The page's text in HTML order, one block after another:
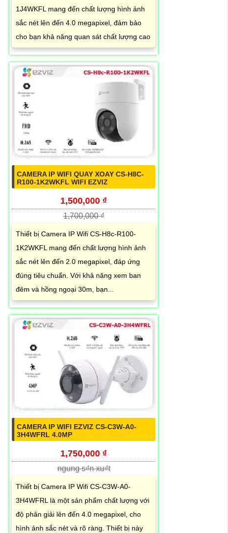
1J4WKFL mang đến chất lượng hình ảnh
sắc nét lên đến 4.0 megapixel, đảm bảo
cho bạn khả năng quan sát chất lượng cao
CAMERA IP WIFI QUAY XOAY CS-H8C-
R100-1K2WKFL WIFI EZVIZ
1,500,000 ₫
1,700,000 ₫
Thiết bị Camera IP Wifi CS-H8c-R100-
1K2WKFL mang đến chất lượng hình ảnh
sắc nét lên đến 2.0 megapixel, đáp ứng
đúng tiêu chuẩn. Với khả năng xem ban
đêm và hồng ngoại 30m, bạn...
CAMERA IP WIFI EZVIZ CS-C3W-A0-
3H4WFRL 4.0MP
1,750,000 ₫
ngung s₫n xu₫t
Thiết bị Camera IP Wifi CS-C3W-A0-
3H4WFRL là một sản phẩm chất lượng với
độ phân giải lên đến 4.0 megapixel, cho
hình ảnh sắc nét và rõ ràng. Thiết bị này